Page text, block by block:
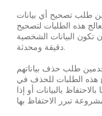
طلب تصحيح أي بيانات
هذه الطلبات لتصحيح
البيانات الشخصية
دقيقة ومحدثة.
طلب حذف بياناتهم
هذه الطلبات للحذف في
بالبيانات أو إذا